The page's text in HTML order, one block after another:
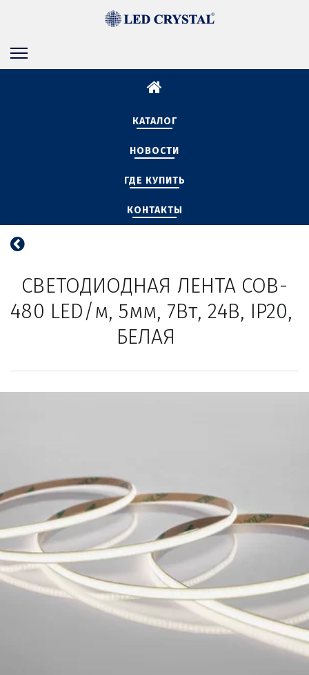
КАТАЛОГ
НОВОСТИ
ГДЕ КУПИТЬ
КОНТАКТЫ
СВЕТОДИОДНАЯ ЛЕНТА COB-
480 LED/м, 5мм, 7Вт, 24В, IP20,
БЕЛАЯ